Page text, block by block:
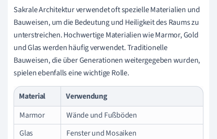
Sakrale Architektur verwendet oft spezielle Materialien und
Bauweisen, um die Bedeutung und Heiligkeit des Raums zu
unterstreichen. Hochwertige Materialien wie Marmor, Gold
und Glas werden häufig verwendet. Traditionelle
Bauweisen, die über Generationen weitergegeben wurden,
spielen ebenfalls eine wichtige Rolle.
Material
Verwendung
Marmor
Wände und Fußböden
Glas
Fenster und Mosaiken